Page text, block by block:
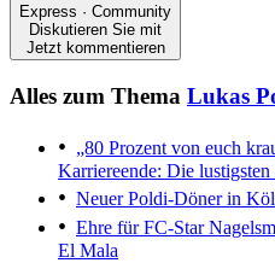
Express · Community
Diskutieren Sie mit
Jetzt kommentieren
Alles zum Thema Lukas
„80 Prozent von euch
Karriereende: Die
Neuer Poldi-Döner in
Ehre für FC-Star
El Mala